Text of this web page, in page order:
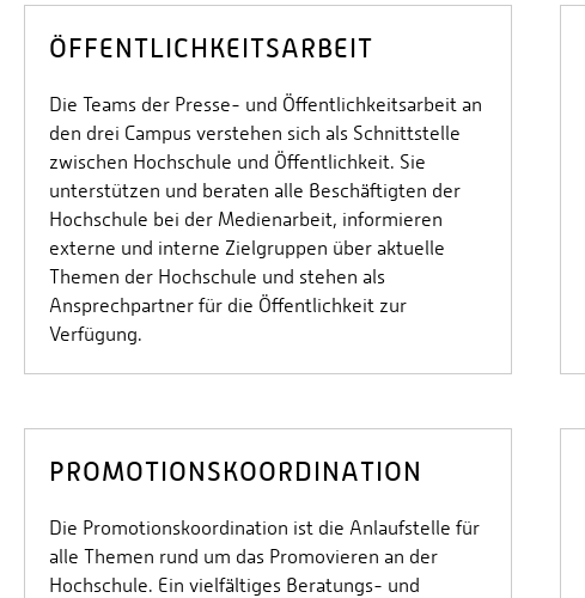
ÖFFENTLICHKEITSARBEIT
Die Teams der Presse- und Öffentlichkeitsarbeit an
den drei Campus verstehen sich als Schnittstelle
zwischen Hochschule und Öffentlichkeit. Sie
unterstützen und beraten alle Beschäftigten der
Hochschule bei der Medienarbeit, informieren
externe und interne Zielgruppen über aktuelle
Themen der Hochschule und stehen als
Ansprechpartner für die Öffentlichkeit zur
Verfügung.
PROMOTIONSKOORDINATION
Die Promotionskoordination ist die Anlaufstelle für
alle Themen rund um das Promovieren an der
Hochschule. Ein vielfältiges Beratungs- und